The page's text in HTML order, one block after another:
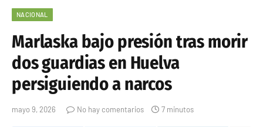
NACIONAL
Marlaska bajo presión tras morir
dos guardias en Huelva
persiguiendo a narcos
mayo 9, 2026 No hay comentarios 7 minutos